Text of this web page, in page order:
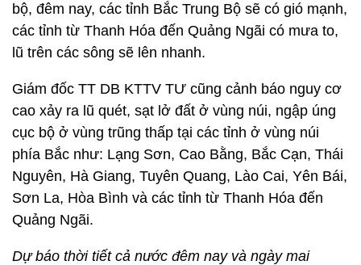
bộ, đêm nay, các tỉnh Bắc Trung Bộ sẽ có gió mạnh,
các tỉnh từ Thanh Hóa đến Quảng Ngãi có mưa to,
lũ trên các sông sẽ lên nhanh.
Giám đốc TT DB KTTV TƯ cũng cảnh báo nguy cơ
cao xảy ra lũ quét, sạt lở đất ở vùng núi, ngập úng
cục bộ ở vùng trũng thấp tại các tỉnh ở vùng núi
phía Bắc như: Lạng Sơn, Cao Bằng, Bắc Cạn, Thái
Nguyên, Hà Giang, Tuyên Quang, Lào Cai, Yên Bái,
Sơn La, Hòa Bình và các tỉnh từ Thanh Hóa đến
Quảng Ngãi.
Dự báo thời tiết cả nước đêm nay và ngày mai